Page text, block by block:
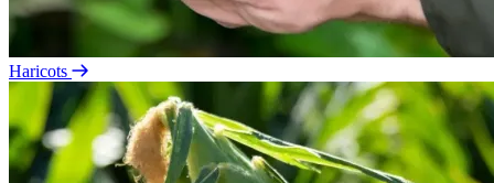
Haricots